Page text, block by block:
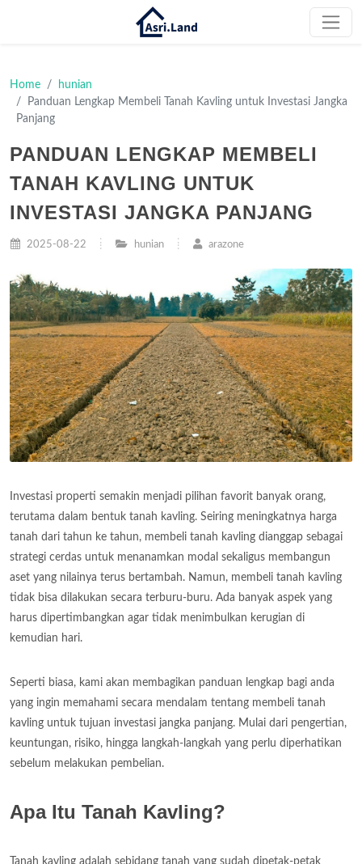
Home
hunian
Panduan Lengkap Membeli Tanah Kavling untuk Investasi Jangka
Panjang
PANDUAN LENGKAP MEMBELI
TANAH KAVLING UNTUK
INVESTASI JANGKA PANJANG
2025-08-22 hunian arazone
Investasi properti semakin menjadi pilihan favorit banyak orang,
terutama dalam bentuk tanah kavling. Seiring meningkatnya harga
tanah dari tahun ke tahun, membeli tanah kavling dianggap sebagai
strategi cerdas untuk menanamkan modal sekaligus membangun
aset yang nilainya terus bertambah. Namun, membeli tanah kavling
tidak bisa dilakukan secara terburu-buru. Ada banyak aspek yang
harus dipertimbangkan agar tidak menimbulkan kerugian di
kemudian hari.
Seperti biasa, kami akan membagikan panduan lengkap bagi anda
yang ingin memahami secara mendalam tentang membeli tanah
kavling untuk tujuan investasi jangka panjang. Mulai dari pengertian,
keuntungan, risiko, hingga langkah-langkah yang perlu diperhatikan
sebelum melakukan pembelian.
Apa Itu Tanah Kavling?
Tanah kavling adalah sebidang tanah yang sudah dipetak-petak